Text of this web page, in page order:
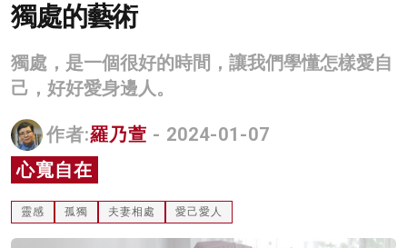
生活
商業
科技
影片
獨處的藝術
獨處，是一個很好的時間，讓我們學懂怎樣愛自
己，好好愛身邊人。
作者:羅乃萱 - 2024-01-07
心寬自在
靈感 孤獨 夫妻相處 愛己愛人